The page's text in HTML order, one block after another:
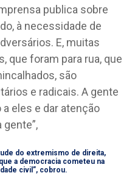
publica sobre
à necessidade de
E, muitas
que foram para rua, que
são
e radicais. A gente
eles e dar atenção
do extremismo de direita,
a democracia cometeu na
civil”, cobrou.